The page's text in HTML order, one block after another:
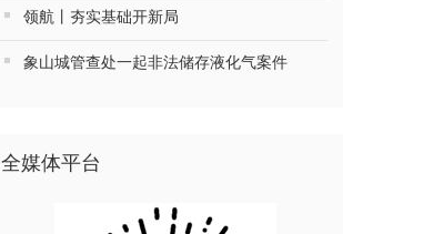
领航丨夯实基础开新局
象山城管查处一起非法储存液化气案件
全媒体平台